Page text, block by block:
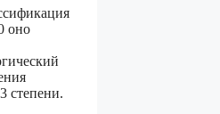
оно
степени.